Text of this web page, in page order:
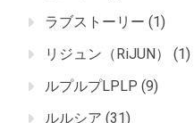
ラブストーリー (1)
リジュン（RiJUN）
(1)
ルプルプLPLP (9)
ルルシア (31)